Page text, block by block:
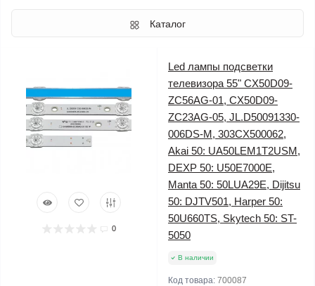
Каталог
0
Led лампы подсветки
телевизора 55" CX50D09-
ZC56AG-01, CX50D09-
ZC23AG-05, JL.D50091330-
006DS-M, 303CX500062,
Akai 50: UA50LEM1T2USM,
DEXP 50: U50E7000E,
Manta 50: 50LUA29E, Dijitsu
50: DJTV501, Harper 50:
50U660TS, Skytech 50: ST-
5050
В наличии
Код товара: 700087